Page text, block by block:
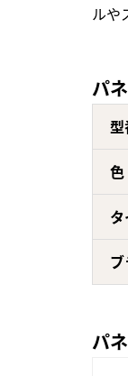
ルや
パ
色
パ